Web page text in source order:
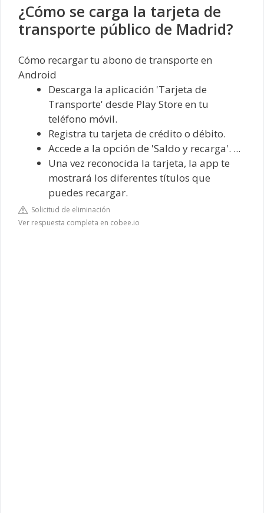
¿Cómo se carga la tarjeta de
transporte público de Madrid?
Cómo recargar tu abono de transporte en
Android
Descarga la aplicación 'Tarjeta de
Transporte' desde Play Store en tu
teléfono móvil.
Registra tu tarjeta de crédito o débito.
Accede a la opción de 'Saldo y recarga'. ...
Una vez reconocida la tarjeta, la app te
mostrará los diferentes títulos que
puedes recargar.
Solicitud de eliminación
Ver respuesta completa en cobee.io